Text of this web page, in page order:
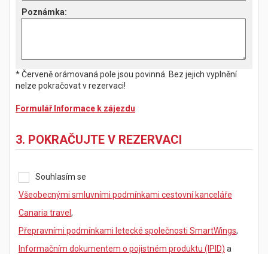
Poznámka:
* Červeně orámovaná pole jsou povinná. Bez jejich vyplnění
nelze pokračovat v rezervaci!
Formulář Informace k zájezdu
3. POKRAČUJTE V REZERVACI
Souhlasím se
Všeobecnými smluvními podmínkami cestovní kanceláře
Canaria travel ,
Přepravními podmínkami letecké společnosti SmartWings,
Informačním dokumentem o pojistném produktu (IPID) a